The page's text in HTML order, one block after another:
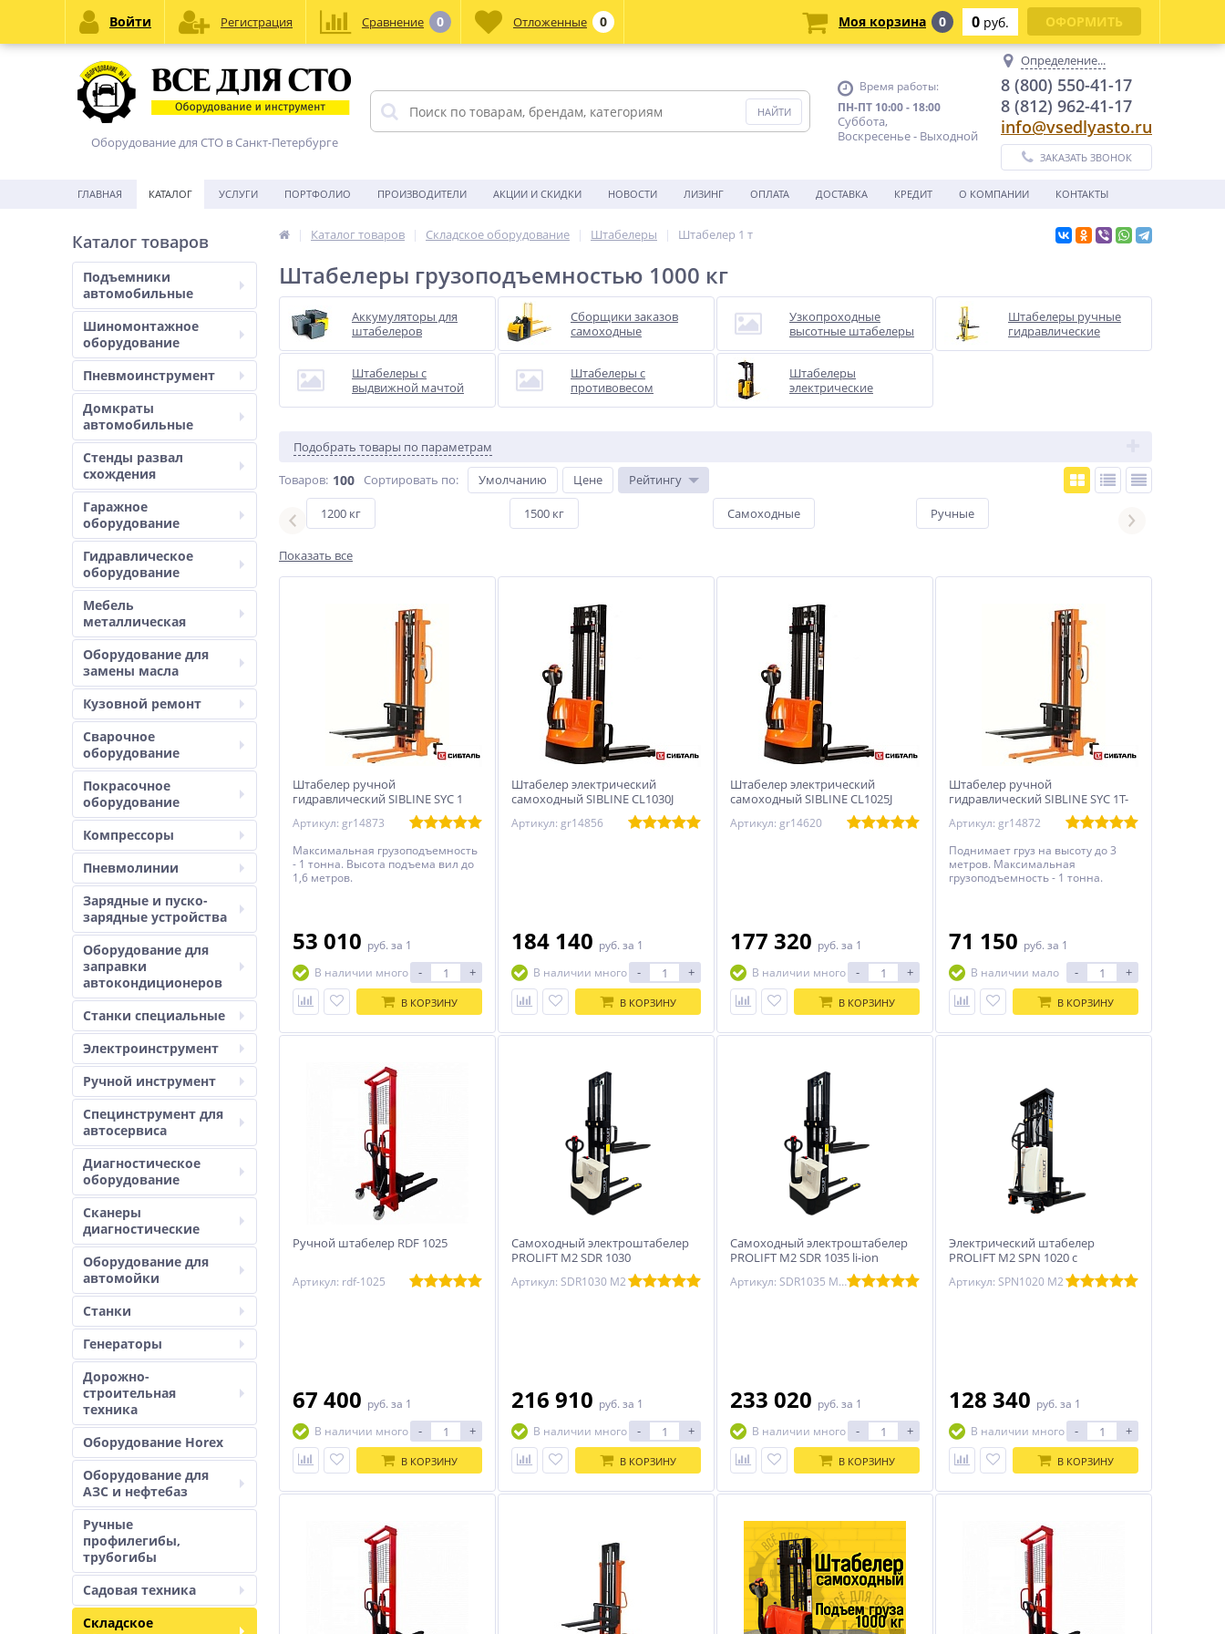
Оборудование для СТО в Санкт-Петербурге
Время работы:
ПН-ПТ 10:00 - 18:00
Суббота,
Воскресенье - Выходной
Определение...
8 (800) 550-41-17
8 (812) 962-41-17
info@vsedlyasto.ru
ЗАКАЗАТЬ ЗВОНОК
ГЛАВНАЯ КАТАЛОГ УСЛУГИ ПОРТФОЛИО ПРОИЗВОДИТЕЛИ АКЦИИ И СКИДКИ НОВОСТИ ЛИЗИНГ ОПЛАТА ДОСТАВКА КРЕДИТ О КОМПАНИИ КОНТАКТЫ
Каталог товаров
Подъемники
автомобильные
Шиномонтажное
оборудование
Пневмоинструмент
Домкраты
автомобильные
Стенды развал
схождения
Гаражное
оборудование
Гидравлическое
оборудование
Мебель
металлическая
Оборудование для
замены масла
Кузовной ремонт
Сварочное
оборудование
Покрасочное
оборудование
Компрессоры
Пневмолинии
Зарядные и пуско-
зарядные устройства
Оборудование для
заправки
автокондиционеров
Станки специальные
Электроинструмент
Ручной инструмент
Специнструмент для
автосервиса
Диагностическое
оборудование
Сканеры
диагностические
Оборудование для
автомойки
Станки
Генераторы
Дорожно-
строительная
техника
Оборудование Horex
Оборудование для
АЗС и нефтебаз
Ручные
профилегибы,
трубогибы
Садовая техника
Складское
Каталог товаров Складское оборудование Штабелеры Штабелер 1 т
Штабелеры грузоподъемностью 1000 кг
Аккумуляторы для
штабелеров
Сборщики заказов
самоходные
Узкопроходные
высотные штабелеры
Штабелеры ручные
гидравлические
Штабелеры с
выдвижной мачтой
Штабелеры с
противовесом
Штабелеры
электрические
Подобрать товары по параметрам
Товаров: 100 Сортировать по: Умолчанию Цене Рейтингу
2000 кг 1200 кг 1500 кг Самоходные Ручные
Показать все
Штабелер ручной
гидравлический SIBLINE SYC 1
Артикул: gr14873
Максимальная грузоподъемность
- 1 тонна. Высота подъема вил до
1,6 метров.
53 010 руб. за 1
В наличии много
- +
В КОРЗИНУ
Штабелер электрический
самоходный SIBLINE CL1030J
Артикул: gr14856
184 140 руб. за 1
В наличии много
- +
В КОРЗИНУ
Штабелер электрический
самоходный SIBLINE CL1025J
Артикул: gr14620
177 320 руб. за 1
В наличии много
- +
В КОРЗИНУ
Штабелер ручной
гидравлический SIBLINE SYC 1T-
Артикул: gr14872
Поднимает груз на высоту до 3
метров. Максимальная
грузоподъемность - 1 тонна.
71 150 руб. за 1
В наличии мало
- +
В КОРЗИНУ
Ручной штабелер RDF 1025
Артикул: rdf-1025
67 400 руб. за 1
В наличии много
- +
В КОРЗИНУ
Самоходный электроштабелер
PROLIFT M2 SDR 1030
Артикул: SDR1030 M2
216 910 руб. за 1
В наличии много
- +
В КОРЗИНУ
Самоходный электроштабелер
PROLIFT M2 SDR 1035 li-ion
Артикул: SDR1035 M2 Li-ion
233 020 руб. за 1
В наличии много
- +
В КОРЗИНУ
Электрический штабелер
PROLIFT M2 SPN 1020 с
раздвижными вилами
Артикул: SPN1020 M2
128 340 руб. за 1
В наличии много
- +
В КОРЗИНУ
Войти Регистрация Сравнение 0 Отложенные 0 Моя корзина 0 0 руб. ОФОРМИТЬ